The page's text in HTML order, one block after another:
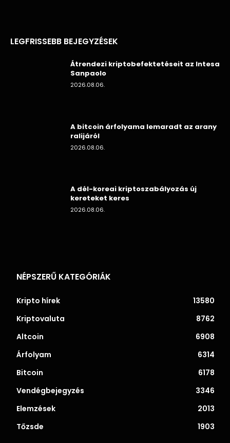
LEGFRISSEBB BEJEGYZÉSEK
Átrendezi kriptobefektetéseit az Intesa
Sanpaolo
2026.08.06.
A bitcoin árfolyama lemaradt az arany
ralijáról
2026.08.06.
A dél-koreai kriptoszabályozás új
kereteket keres
2026.08.06.
NÉPSZERŰ KATEGÓRIÁK
Kripto hírek
13580
Kriptovaluta
8762
Altcoin
6908
Árfolyam
6314
Bitcoin
6178
Vendégbejegyzés
3346
Elemzések
2013
Tőzsde
1903